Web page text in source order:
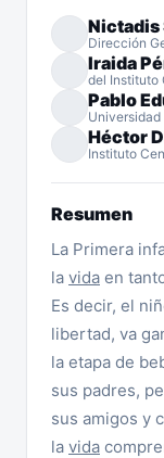
Nictadis
Dirección
Iraida
del Instituto
Pablo
Héctor
Instituto
Resumen
La Primera
la vida en
Es decir, el
libertad, va
la etapa de
sus padres,
sus amigos y
la vida